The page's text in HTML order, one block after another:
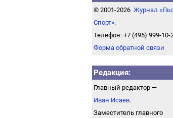
© 2001-2026 Журнал
Спорт».
Телефон: +7 (495) 999-10-
Форма обратной связи
Редакция:
Главный редактор —
Иван Исаев.
Заместитель главного